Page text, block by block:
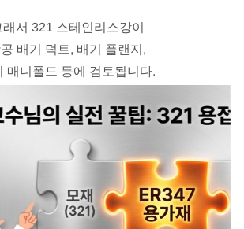
래서 321 스테인리스강이
배기 덕트, 배기 플랜지,
매니폴드 등에 검토됩니다.